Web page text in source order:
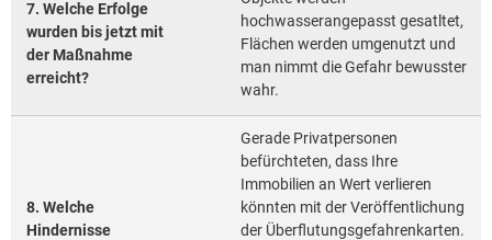
7. Welche Erfolge
wurden bis jetzt mit
der Maßnahme
erreicht?
hochwasserangepasst gesatltet,
Flächen werden umgenutzt und
man nimmt die Gefahr bewusster
wahr.
8. Welche
Hindernisse
Gerade Privatpersonen
befürchteten, dass Ihre
Immobilien an Wert verlieren
könnten mit der Veröffentlichung
der Überflutungsgefahrenkarten.